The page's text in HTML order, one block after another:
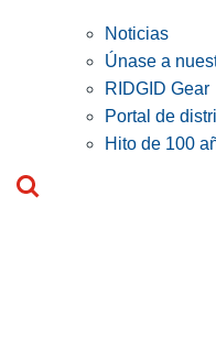
Noticias
Únase a
RIDGID Gear
Portal de
Hito de 100